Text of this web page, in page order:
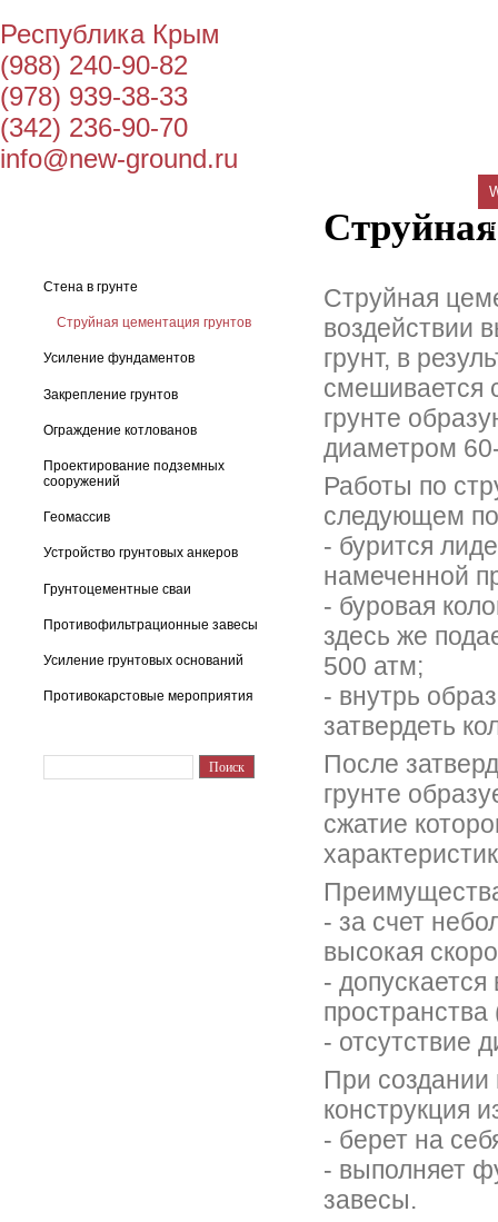
Республика Крым
(988) 240-90-82
(978) 939-38-33
(342) 236-90-70
info@new-ground.ru
Стена в грунте
Струйная цементация грунтов
Усиление фундаментов
Закрепление грунтов
Ограждение котлованов
Проектирование подземных
сооружений
Геомассив
Устройство грунтовых анкеров
Грунтоцементные сваи
Противофильтрационные завесы
Усиление грунтовых оснований
Противокарстовые мероприятия
Струйная
воздействии
грунт, в
смешивается
грунте
диаметром
Работы по
следующем
- бурится
намеченной
- буровая
здесь же
500 атм;
- внутрь
затвердеть
После
грунте
сжатие
- за счет
высокая
-
- отсутствие
При создании
конструкция
- берет на
- выполняет
завесы.